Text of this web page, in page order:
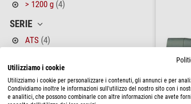
> 1200 g (4)
SERIE
ATS (4)
1.160 - 5.780 $
STATO DI CONSEGNA
Utilizziamo i cookie
Utilizziamo i cookie per personalizzare i contenuti, gli annunci e per
Condividiamo inoltre le informazioni sull'utilizzo del nostro sito con i
e analitici, che possono combinarle con altre informazioni che avete